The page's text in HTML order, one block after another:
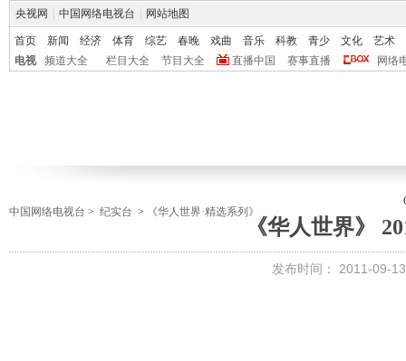
央视网 中国网络电视台 网站地图
首页 新闻 经济 体育 综艺 春晚 戏曲 音乐 科教 青少 文化
艺术
电视
频道大全 栏目大全 节目大全 直播中国 赛事直播 网络
中国网络电视台 > 纪实台 > 《华人世界·精选系列》
《华人世界》
发布时间： 2011-09-